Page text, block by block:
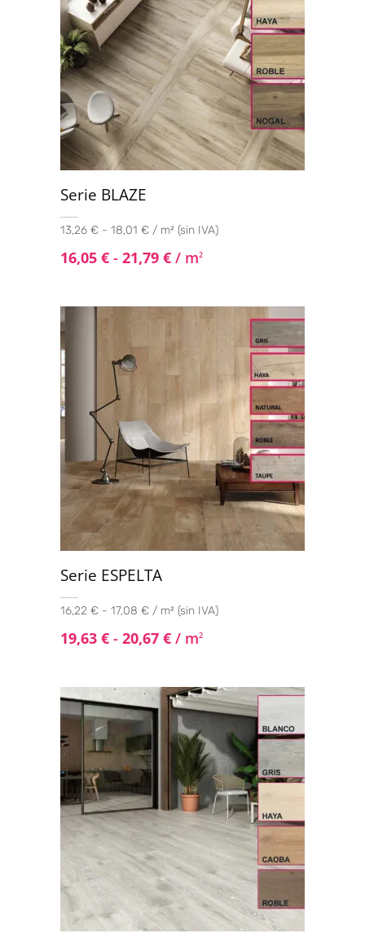
Serie BLAZE
13,26 € - 18,01 € / m² (sin IVA)
16,05 € - 21,79 € / m2
Serie ESPELTA
16,22 € - 17,08 € / m² (sin IVA)
19,63 € - 20,67 € / m2